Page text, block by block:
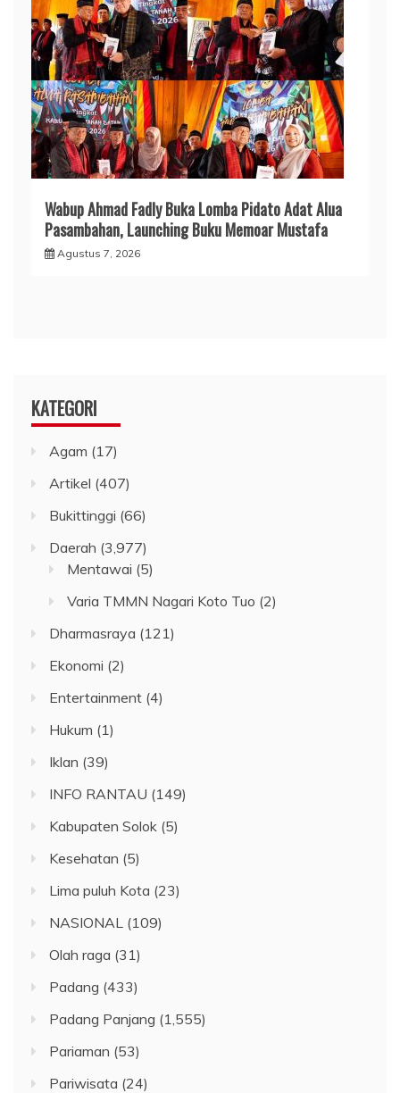
Wabup Ahmad Fadly Buka Lomba Pidato Adat Alua
Pasambahan, Launching Buku Memoar Mustafa
Agustus 7, 2026
KATEGORI
Agam (17)
Artikel (407)
Bukittinggi (66)
Daerah (3,977)
Mentawai (5)
Varia TMMN Nagari Koto Tuo (2)
Dharmasraya (121)
Ekonomi (2)
Entertainment (4)
Hukum (1)
Iklan (39)
INFO RANTAU (149)
Kabupaten Solok (5)
Kesehatan (5)
Lima puluh Kota (23)
NASIONAL (109)
Olah raga (31)
Padang (433)
Padang Panjang (1,555)
Pariaman (53)
Pariwisata (24)